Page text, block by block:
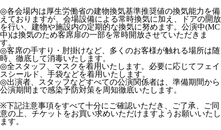
◎各会場内は厚生労働省の建物換気基準推奨値の換気能力を備
えておりますが、会場設備による常時換気に加え、ドアの開放
を行い、建物や施設内の定期的な換気に努めます。公演中(MC
中)は換気のため客席扉の一部を常時開放させていただきま
す。
◎客席の手すり・肘掛けなど、多くのお客様が触れる場所は随
時、徹底して消毒いたします。
◎全スタッフ、マスクを着用いたします。必要に応じてフェイ
スシールド、手袋などを着用いたします。
◎出演者、スタッフなどすべての公演関係者は、準備期間から
公演期間まで感染予防対策を周知徹底いたします。
※下記注意事項をすべて十分にご確認いただき、ご了承、ご同
意の上、チケットをお買い求めいただけますようお願いいたし
ます。